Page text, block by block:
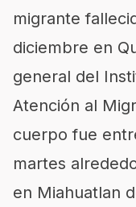
migrante
diciembre en
general del
Atención al
cuerpo fue
martes
en Miahuatlan